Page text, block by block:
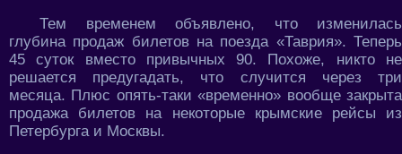
Тем временем объявлено, что изменилась
глубина продаж билетов на поезда «Таврия». Теперь
45 суток вместо привычных 90. Похоже, никто не
решается предугадать, что случится через три
месяца. Плюс опять-таки «временно» вообще закрыта
продажа билетов на некоторые крымские рейсы из
Петербурга и Москвы.